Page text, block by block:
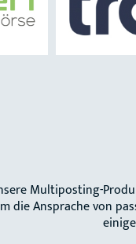
Multiposting-
die Ansprache von